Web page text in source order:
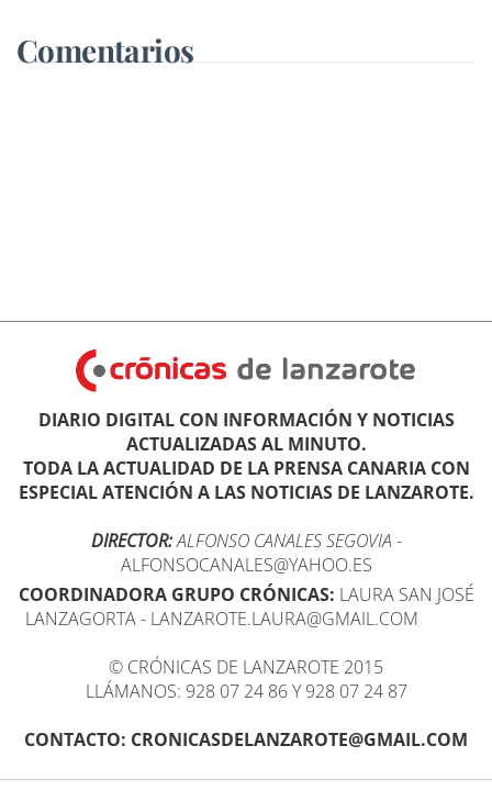
Comentarios
DIARIO DIGITAL CON INFORMACIÓN Y NOTICIAS
ACTUALIZADAS AL MINUTO.
TODA LA ACTUALIDAD DE LA PRENSA CANARIA CON
ESPECIAL ATENCIÓN A LAS NOTICIAS DE LANZAROTE.
DIRECTOR:ALFONSO CANALES SEGOVIA -
ALFONSOCANALES@YAHOO.ES
COORDINADORA GRUPO CRÓNICAS: LAURA SAN JOSÉ
LANZAGORTA - LANZAROTE.LAURA@GMAIL.COM
© CRÓNICAS DE LANZAROTE 2015
LLÁMANOS: 928 07 24 86 Y 928 07 24 87
CONTACTO: CRONICASDELANZAROTE@GMAIL.COM